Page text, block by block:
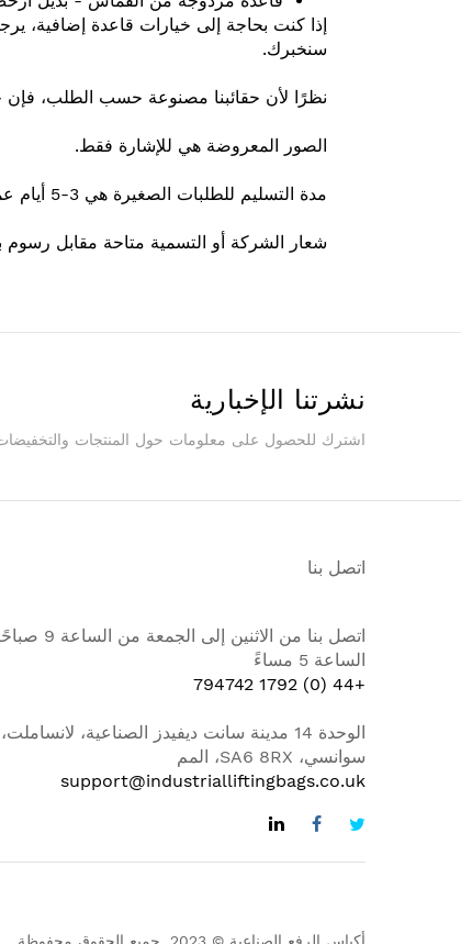
إذا كنت بحاجة إلى خيارات قاعدة إضافية،
سنخبرك.
نظرًا لأن حقائبنا مصنوعة حسب الطلب، فإن
الصور المعروضة هي للإشارة فقط.
مدة التسليم للطلبات الصغيرة هي 3-5 أيام عمل، قد يستغرق أي شيء أكبر من ذلك وقتًا أطول.
شعار الشركة أو التسمية متاحة مقابل
نشرتنا الإخبارية
اشترك للحصول على معلومات حول المنتجات
اتصل بنا
اتصل بنا من الاثنين
الساعة 5 مساءً
+44 (0) 1792 794742
الوحدة 14 مدينة سانت ديفيدز الصناعية، لانساملت،
سوانسي، SA6 8RX، المم
support@industrialliftingbags.co.uk